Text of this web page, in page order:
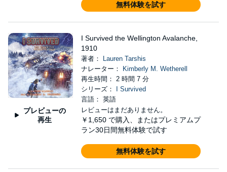
無料体験を試す
プレビューの
再生
I Survived the Wellington Avalanche,
1910
著者：
Lauren Tarshis
ナレーター：
Kimberly M. Wetherell
再生時間： 2 時間 7 分
シリーズ：
I Survived
言語： 英語
レビューはまだありません。
￥1,650 で購入、またはプレミアムプ
ラン30日間無料体験で試す
無料体験を試す